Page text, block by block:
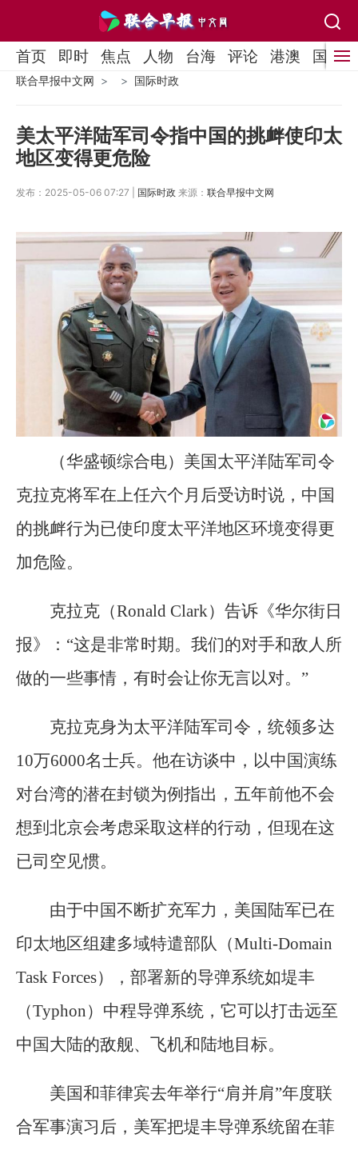
首页 即时 焦点 人物 台海 评论 港澳 国际
联合早报中文网 国际时政
美太平洋陆军司令指中国的挑衅使印太
地区变得更危险
发布：2025-05-06 07:27 | 国际时政 来源： 联合早报中文网
（华盛顿综合电）美国太平洋陆军司令
克拉克将军在上任六个月后受访时说，中国
的挑衅行为已使印度太平洋地区环境变得更
加危险。
克拉克（Ronald Clark）告诉《华尔街日
报》：“这是非常时期。我们的对手和敌人所
做的一些事情，有时会让你无言以对。”
克拉克身为太平洋陆军司令，统领多达
10万6000名士兵。他在访谈中，以中国演练
对台湾的潜在封锁为例指出，五年前他不会
想到北京会考虑采取这样的行动，但现在这
已司空见惯。
由于中国不断扩充军力，美国陆军已在
印太地区组建多域特遣部队（Multi-Domain
Task Forces），部署新的导弹系统如堤丰
（Typhon）中程导弹系统，它可以打击远至
中国大陆的敌舰、飞机和陆地目标。
美国和菲律宾去年举行“肩并肩”年度联
合军事演习后，美军把堤丰导弹系统留在菲